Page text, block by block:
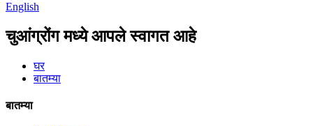
English
चुआंग्रोंग मध्ये आपले स्वागत आहे
घर
बातम्या
बातम्या